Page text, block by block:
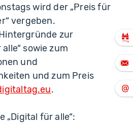
wird der „Preis für
vergeben.
zur
sowie zum
und
und zum Preis
.
„Digital für alle“: